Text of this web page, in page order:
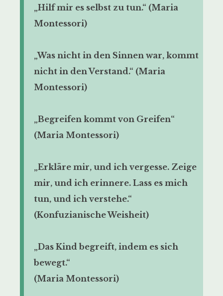
„Hilf mir es selbst zu tun.“ (Maria
Montessori)
„Was nicht in den Sinnen war, kommt
nicht in den Verstand.“ (Maria
Montessori)
„Begreifen kommt von Greifen“
(Maria Montessori)
„Erkläre mir, und ich vergesse. Zeige
mir, und ich erinnere. Lass es mich
tun, und ich verstehe.“
(Konfuzianische Weisheit)
„Das Kind begreift, indem es sich
bewegt.“
(Maria Montessori)